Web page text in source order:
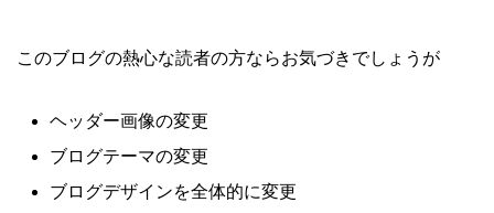
このブログの熱心な読者の方ならお気づきでしょうが
ヘッダー画像の変更
ブログテーマの変更
ブログデザインを全体的に変更